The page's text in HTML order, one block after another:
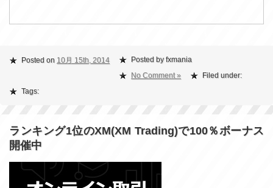
Posted on 10月 15th, 2014
Posted by fxmania
No Comment »
Filed under:
Tags:
ランキング1位のXM(XM Trading)で100％ボーナス
開催中